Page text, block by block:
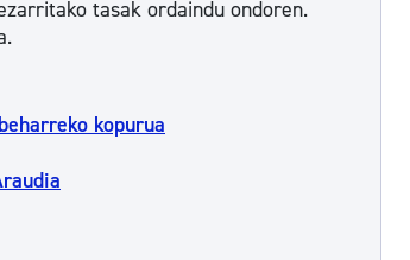
Kultura
tasak ordaindu ondoren.
kopurua